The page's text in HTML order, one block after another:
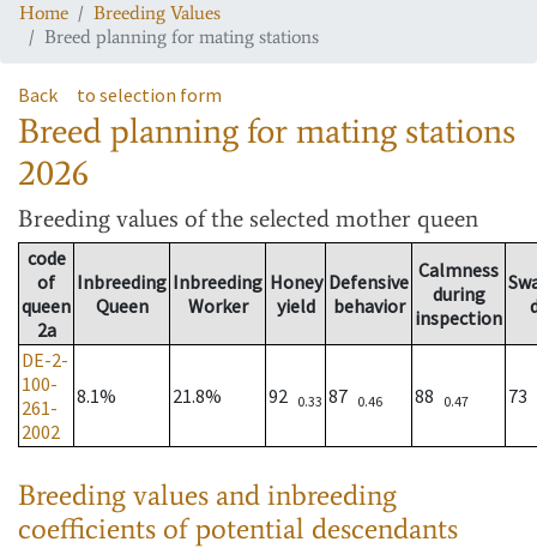
Home
Breeding Values
Breed planning for mating stations
Back to selection form
Breed planning for mating stations
2026
Breeding values of the selected mother queen
code
of
queen
2a
Inbreeding
Queen
Inbreeding
Worker
Honey
yield
Defensive
behavior
Calmness
during
inspection
DE-2-
100-
261-
2002
8.1% 21.8% 92 0.33 87 0.46 88 0.47 73
Breeding values and inbreeding
coefficients of potential descendants